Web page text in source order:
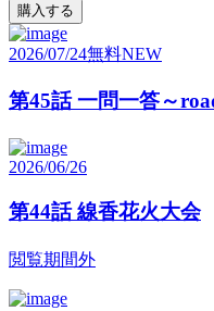
購入する
2026/07/24無料NEW
第45話 一問一答～
2026/06/26
第44話 線香花火大会
閲覧期間外